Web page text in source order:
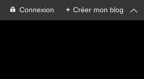
Connexion + Créer mon blog